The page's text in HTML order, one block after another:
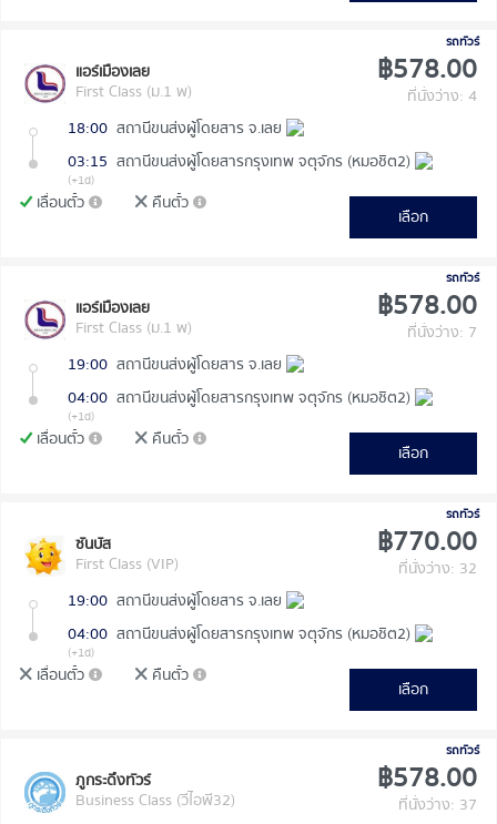
รถทัวร์
แอร์เมืองเลย
First Class (ม.1 พ)
฿578.00
ที่นั่งว่าง: 4
18:00 สถานีขนส่งผู้โดยสาร จ.เลย
03:15 สถานีขนส่งผู้โดยสารกรุงเทพ จตุจักร (หมอชิต2)
(+1d)
เลื่อนตั๋ว คืนตั๋ว
เลือก
รถทัวร์
แอร์เมืองเลย
First Class (ม.1 พ)
฿578.00
ที่นั่งว่าง: 7
19:00 สถานีขนส่งผู้โดยสาร จ.เลย
04:00 สถานีขนส่งผู้โดยสารกรุงเทพ จตุจักร (หมอชิต2)
(+1d)
เลื่อนตั๋ว คืนตั๋ว
เลือก
รถทัวร์
ซันบัส
First Class (VIP)
฿770.00
ที่นั่งว่าง: 32
19:00 สถานีขนส่งผู้โดยสาร จ.เลย
04:00 สถานีขนส่งผู้โดยสารกรุงเทพ จตุจักร (หมอชิต2)
(+1d)
เลื่อนตั๋ว คืนตั๋ว
เลือก
รถทัวร์
ภูกระดึงทัวร์
Business Class (วีไอพี32)
฿578.00
ที่นั่งว่าง: 37